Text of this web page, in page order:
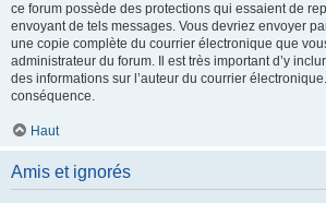
ce forum possède des protections qui essaient de
envoyant de tels messages. Vous devriez envoyer
une copie complète du courrier électronique que
administrateur du forum. Il est très important d’y
des informations sur l’auteur du courrier
conséquence.
Haut
Amis et ignorés